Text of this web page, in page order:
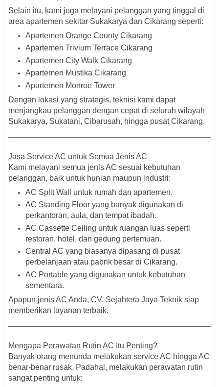
Selain itu, kami juga melayani pelanggan yang tinggal di
area apartemen sekitar Sukakarya dan Cikarang seperti:
Apartemen Orange County Cikarang
Apartemen Trivium Terrace Cikarang
Apartemen City Walk Cikarang
Apartemen Mustika Cikarang
Apartemen Monroe Tower
Dengan lokasi yang strategis, teknisi kami dapat
menjangkau pelanggan dengan cepat di seluruh wilayah
Sukakarya, Sukatani, Cibarusah, hingga pusat Cikarang.
Jasa Service AC untuk Semua Jenis AC
Kami melayani semua jenis AC sesuai kebutuhan
pelanggan, baik untuk hunian maupun industri:
AC Split Wall
untuk rumah dan apartemen.
AC Standing Floor yang banyak digunakan di
perkantoran, aula, dan tempat ibadah.
AC Cassette Ceiling untuk ruangan luas seperti
restoran, hotel, dan gedung pertemuan.
Central AC yang biasanya dipasang di pusat
perbelanjaan atau pabrik besar di Cikarang.
AC Portable yang digunakan untuk kebutuhan
sementara.
Apapun jenis AC Anda, CV. Sejahtera Jaya Teknik siap
memberikan layanan terbaik.
Mengapa Perawatan Rutin AC Itu Penting?
Banyak orang menunda melakukan service AC hingga AC
benar-benar rusak. Padahal, melakukan perawatan rutin
sangat penting untuk: